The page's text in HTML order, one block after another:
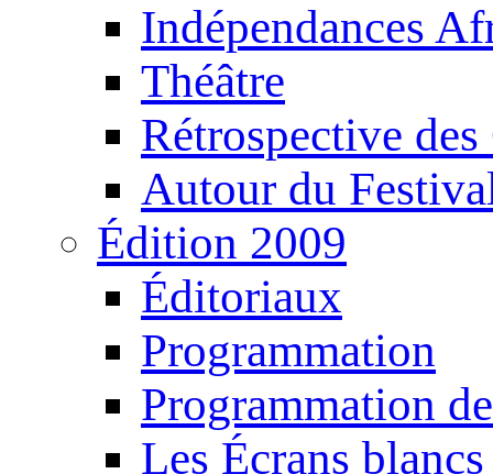
Indépendances
Théâtre
Rétrospective
Autour du
Édition 2009
Éditoriaux
Programmation
Programmation
Les Écrans blancs